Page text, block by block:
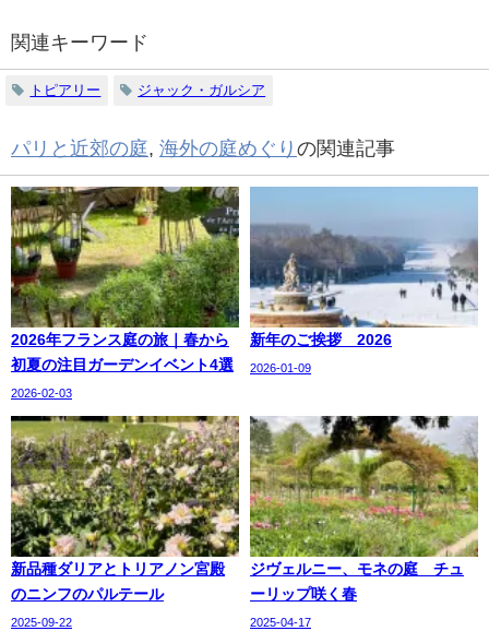
関連キーワード
トピアリー ジャック・ガルシア
パリと近郊の庭, 海外の庭めぐり の関連記事
2026年フランス庭の旅｜春から
初夏の注目ガーデンイベント4選
2026-02-03
新年のご挨拶 2026
2026-01-09
新品種ダリアとトリアノン宮殿
のニンフのパルテール
2025-09-22
ジヴェルニー、モネの庭 チュ
ーリップ咲く春
2025-04-17